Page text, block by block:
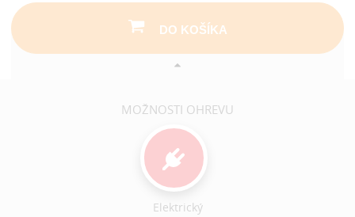
DO KOŠÍKA
MOŽNOSTI OHREVU
Elektrický